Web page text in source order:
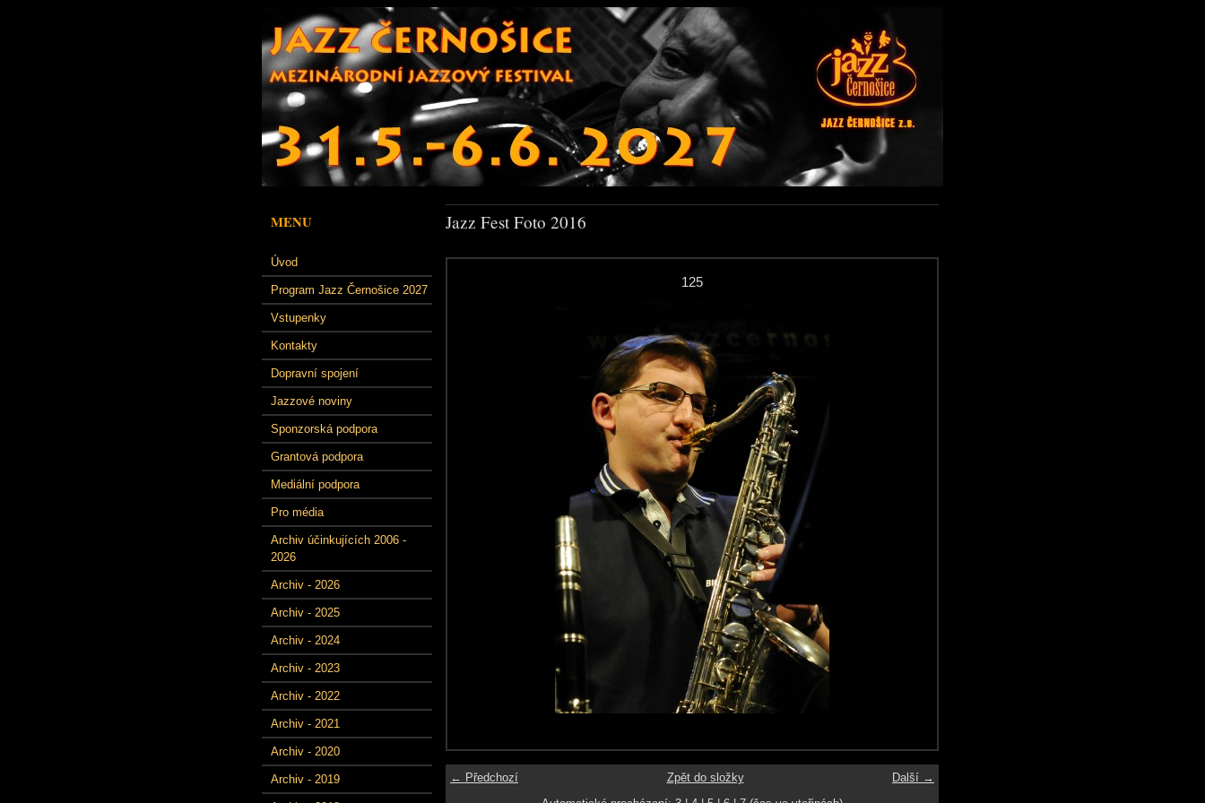
MENU
Úvod
Program Jazz Černošice 2027
Vstupenky
Kontakty
Dopravní spojení
Jazzové noviny
Sponzorská podpora
Grantová podpora
Mediální podpora
Pro média
Archiv účinkujících 2006 -
2026
Archiv - 2026
Archiv - 2025
Archiv - 2024
Archiv - 2023
Archiv - 2022
Archiv - 2021
Archiv - 2020
Archiv - 2019
Jazz Fest Foto 2016
125
← Předchozí Další →
Zpět do složky